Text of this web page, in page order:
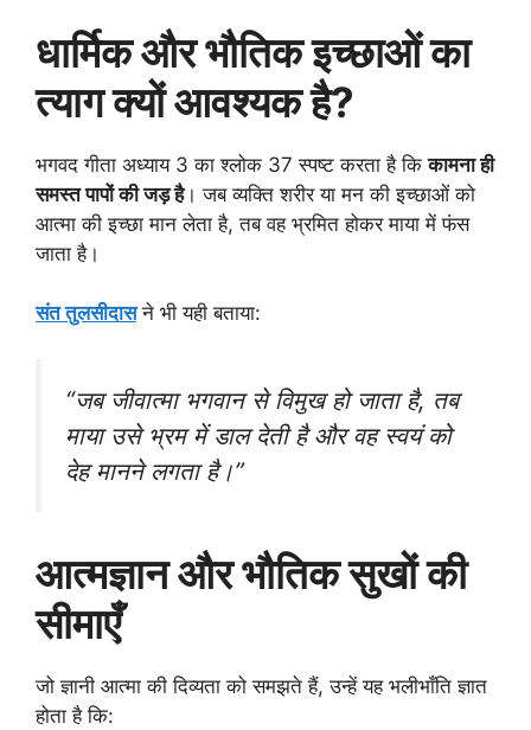
धार्मिक और भौतिक इच्छाओं का
त्याग क्यों आवश्यक है?
भगवद गीता अध्याय 3 का श्लोक 37 स्पष्ट करता है किकामना ही
समस्त पापों की जड़ है। जब व्यक्ति शरीर या मन की इच्छाओं को
आत्मा की इच्छा मान लेता है, तब वह भ्रमित होकर माया में फंस
जाता है।
संत तुलसीदासने भी यही बताया:
“जब जीवात्मा भगवान से विमुख हो जाता है, तब
माया उसे भ्रम में डाल देती है और वह स्वयं को
देह मानने लगता है।”
आत्मज्ञान और भौतिक सुखों की
सीमाएँ
जो ज्ञानी आत्मा की दिव्यता को समझते हैं, उन्हें यह भलीभाँति ज्ञात
होता है कि: